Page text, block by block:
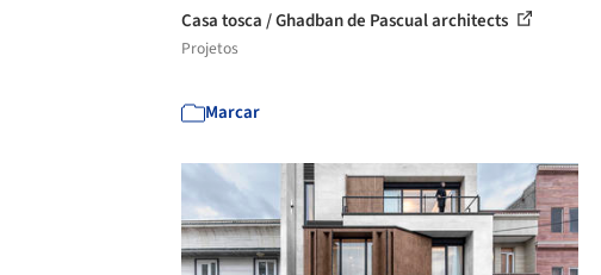
Casa tosca / Ghadban de Pascual architects
Projetos
Marcar